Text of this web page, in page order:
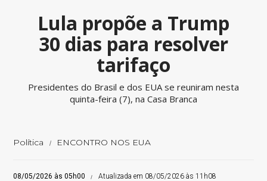
Lula propõe a Trump
30 dias para resolver
tarifaço
Presidentes do Brasil e dos EUA se reuniram nesta
quinta-feira (7), na Casa Branca
Política ENCONTRO NOS EUA
08/05/2026 às 05h00
Atualizada em 08/05/2026 às 11h08